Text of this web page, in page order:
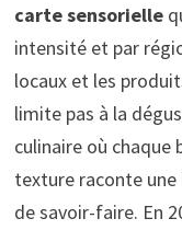
carte sensorielle
intensité et par
locaux et les
limite pas à la
culinaire où chaque
texture raconte
de savoir-faire. En